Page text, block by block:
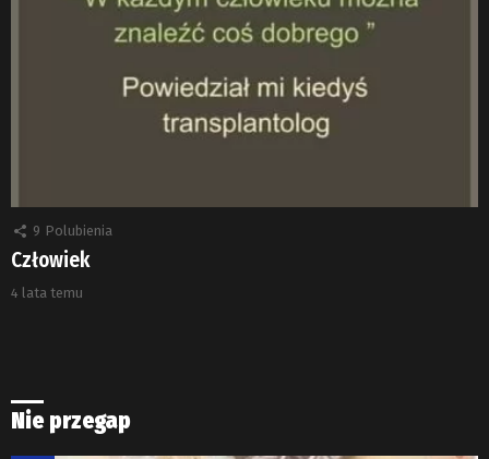
9 Polubienia
Człowiek
4 lata temu
Nie przegap